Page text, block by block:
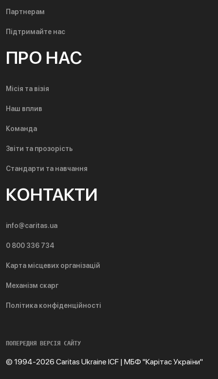
Партнерам
Підтримайте нас
ПРО НАС
Місія та візія
Наш вплив
Команда
Звіти та прозорість
Стандарти та навчання
КОНТАКТИ
info@caritas.ua
0 800 336 734
Карта місцевих організацій
Механізм скарг
Політика конфіденційності
ПОПЕРЕДНЯ ВЕРСІЯ САЙТУ
© 1994-2026 Caritas Ukraine ICF | МБФ "Карітас України"